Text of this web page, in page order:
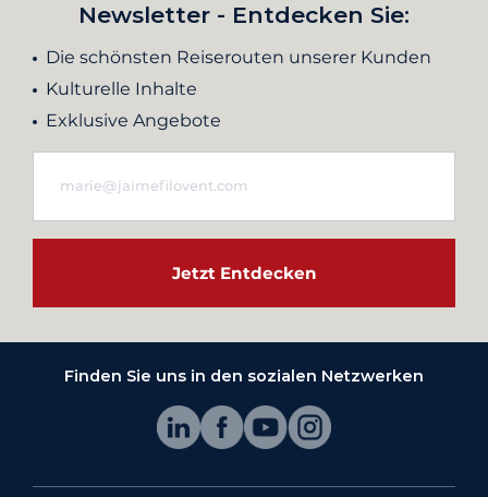
Newsletter - Entdecken Sie:
Die schönsten Reiserouten unserer Kunden
Kulturelle Inhalte
Exklusive Angebote
Jetzt Entdecken
Finden Sie uns in den sozialen Netzwerken